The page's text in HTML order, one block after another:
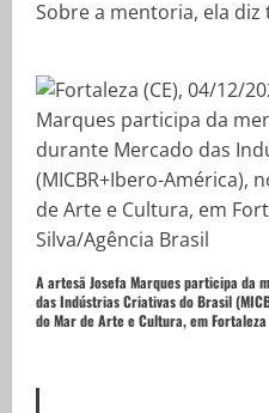
Sobre a mentoria, ela
A artesã Josefa Marques participa da
das Indústrias Criativas do Brasil
do Mar de Arte e Cultura, em Fortaleza